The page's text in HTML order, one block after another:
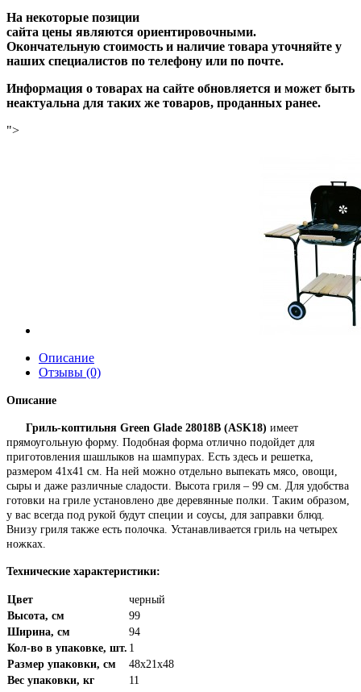
На некоторые позиции
сайта цены являются ориентировочными.
Окончательную стоимость и наличие товара уточняйте у
наших специалистов по телефону или по почте.
Информация о товарах на сайте обновляется и может быть
неактуальна для таких же товаров, проданных ранее.
">
Описание
Отзывы (0)
Описание
Гриль-коптильня Green Glade 28018B (ASK18) имеет
прямоугольную форму. Подобная форма отлично подойдет для
приготовления шашлыков на шампурах. Есть здесь и решетка,
размером 41х41 см. На ней можно отдельно выпекать мясо, овощи,
сыры и даже различные сладости. Высота гриля – 99 см. Для удобства
готовки на гриле установлено две деревянные полки. Таким образом,
у вас всегда под рукой будут специи и соусы, для заправки блюд.
Внизу гриля также есть полочка. Устанавливается гриль на четырех
ножках.
Технические характеристики:
Цвет
черный
Высота, см
99
Ширина, см
94
Кол-во в упаковке, шт. 1
Размер упаковки, см
48х21х48
Вес упаковки, кг
11